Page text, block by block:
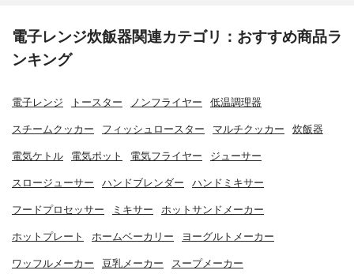
電子レンジ炊飯器関連カテゴリ：おすすめ商品ラ
ンキング
電子レンジ トースター ノンフライヤー 低温調理器
スチームクッカー フィッシュロースター マルチクッカー 炊飯器
電気ケトル 電気ポット 電気フライヤー ジューサー
スロージューサー ハンドブレンダー ハンドミキサー
フードプロセッサー ミキサー ホットサンドメーカー
ホットプレート ホームベーカリー ヨーグルトメーカー
ワッフルメーカー 豆乳メーカー スープメーカー